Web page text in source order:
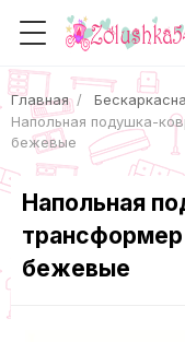
Главная
Напольная подушка-
бежевые
Напольная
бежевые